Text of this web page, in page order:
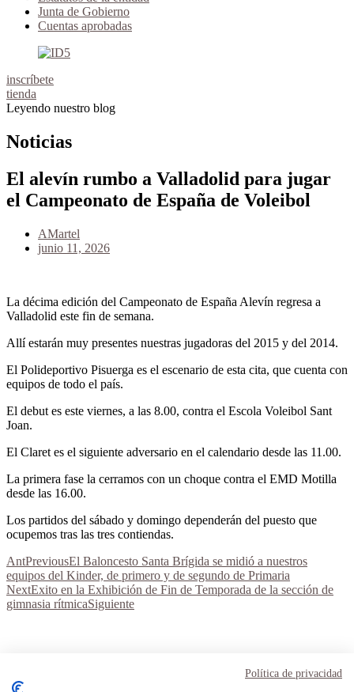
Junta de Gobierno
Cuentas aprobadas
inscríbete
tienda
Leyendo nuestro blog
Noticias
El alevín rumbo a Valladolid para jugar
el Campeonato de España de Voleibol
AMartel
junio 11, 2026
La décima edición del Campeonato de España Alevín regresa a
Valladolid este fin de semana.
Allí estarán muy presentes nuestras jugadoras del 2015 y del 2014.
El Polideportivo Pisuerga es el escenario de esta cita, que cuenta con
equipos de todo el país.
El debut es este viernes, a las 8.00, contra el Escola Voleibol Sant
Joan.
El Claret es el siguiente adversario en el calendario desde las 11.00.
La primera fase la cerramos con un choque contra el EMD Motilla
desde las 16.00.
Los partidos del sábado y domingo dependerán del puesto que
ocupemos tras las tres contiendas.
AntPreviousEl Baloncesto Santa Brígida se midió a nuestros
equipos del Kinder, de primero y de segundo de Primaria
NextExito en la Exhibición de Fin de Temporada de la sección de
gimnasia rítmicaSiguiente
Política de privacidad